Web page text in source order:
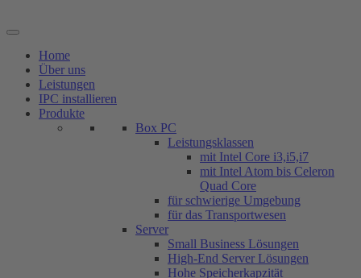
Inhalt
Home
Über uns
Leistungen
IPC installieren
Produkte
Box PC
Leistungsklassen
mit Intel Core i3,i5,i7
mit Intel Atom bis Celeron
Quad Core
für schwierige Umgebung
für das Transportwesen
Server
Small Business Lösungen
High-End Server Lösungen
Hohe Speicherkapzität